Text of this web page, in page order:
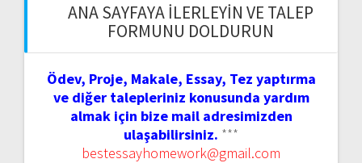
ANA SAYFAYA İLERLEYIN VE TALEP
FORMUNU DOLDURUN
Ödev, Proje, Makale, Essay, Tez yaptırma
ve diğer talepleriniz konusunda yardım
almak için bize mail adresimizden
ulaşabilirsiniz. ***
bestessayhomework@gmail.com